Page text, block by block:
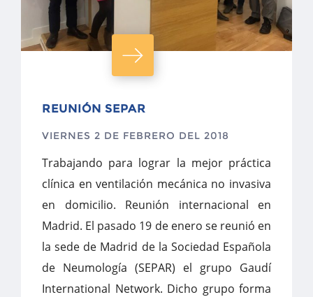
REUNIÓN SEPAR
VIERNES 2 DE FEBRERO DEL 2018
Trabajando para lograr la mejor práctica
clínica en ventilación mecánica no invasiva
en domicilio. Reunión internacional en
Madrid. El pasado 19 de enero se reunió en
la sede de Madrid de la Sociedad Española
de Neumología (SEPAR) el grupo Gaudí
International Network. Dicho grupo forma